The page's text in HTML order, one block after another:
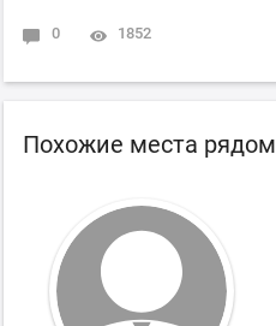
0 1852
Похожие места рядом